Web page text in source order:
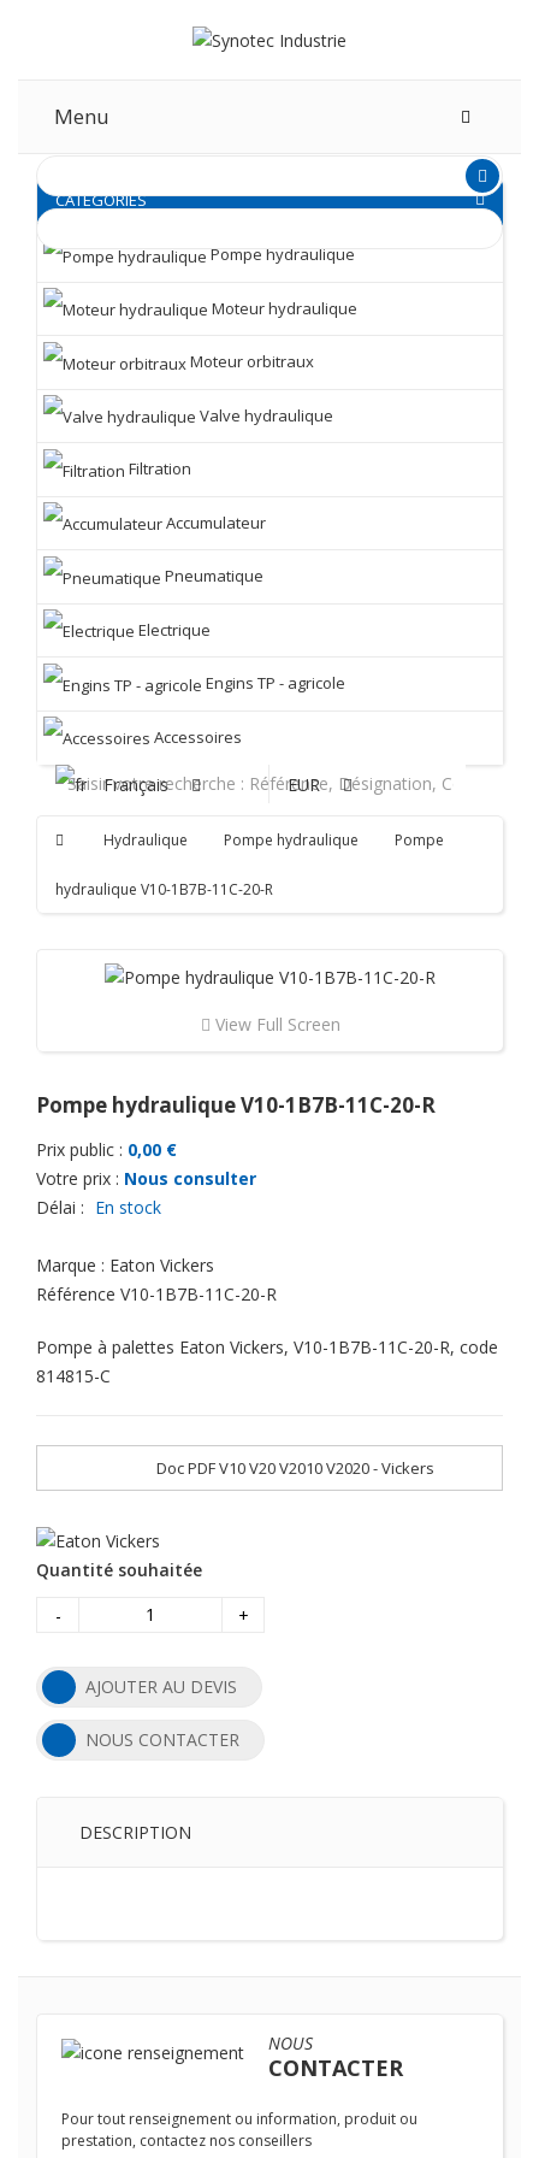
Menu
CATEGORIES
Pompe hydraulique
Moteur hydraulique
Moteur orbitraux
Valve hydraulique
Filtration
Accumulateur
Pneumatique
Electrique
Engins TP - agricole
Accessoires
Français EUR
Hydraulique Pompe hydraulique Pompe
hydraulique V10-1B7B-11C-20-R
View Full Screen
Pompe hydraulique V10-1B7B-11C-20-R
Prix public : 0,00 €
Votre prix : Nous consulter
Délai : En stock
Marque : Eaton Vickers
Référence V10-1B7B-11C-20-R
Pompe à palettes Eaton Vickers, V10-1B7B-11C-20-R, code
814815-C
Doc PDF V10 V20 V2010 V2020 - Vickers
Quantité souhaitée
-
+
AJOUTER AU DEVIS
NOUS CONTACTER
DESCRIPTION
NOUS
CONTACTER
Pour tout renseignement ou information, produit ou
prestation, contactez nos conseillers